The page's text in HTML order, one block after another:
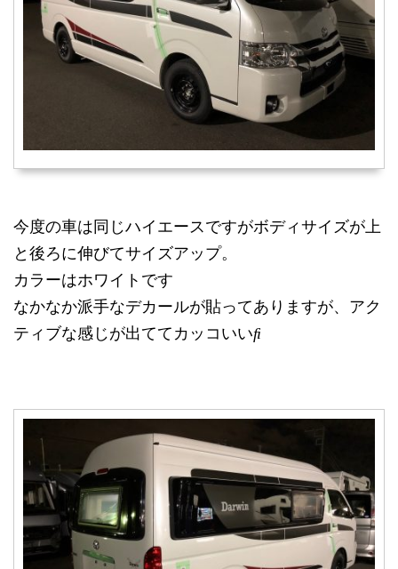
今度の車は同じハイエースですがボディサイズが上
と後ろに伸びてサイズアップ。
カラーはホワイトです
なかなか派手なデカールが貼ってありますが、アク
ティブな感じが出ててカッコいい